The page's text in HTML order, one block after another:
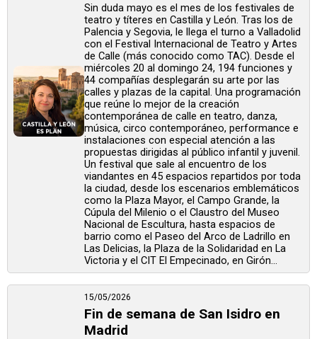
Sin duda mayo es el mes de los festivales de
teatro y títeres en Castilla y León. Tras los de
Palencia y Segovia, le llega el turno a Valladolid
con el Festival Internacional de Teatro y Artes
de Calle (más conocido como TAC). Desde el
miércoles 20 al domingo 24, 194 funciones y
44 compañías desplegarán su arte por las
calles y plazas de la capital. Una programación
que reúne lo mejor de la creación
contemporánea de calle en teatro, danza,
música, circo contemporáneo, performance e
instalaciones con especial atención a las
propuestas dirigidas al público infantil y juvenil.
Un festival que sale al encuentro de los
viandantes en 45 espacios repartidos por toda
la ciudad, desde los escenarios emblemáticos
como la Plaza Mayor, el Campo Grande, la
Cúpula del Milenio o el Claustro del Museo
Nacional de Escultura, hasta espacios de
barrio como el Paseo del Arco de Ladrillo en
Las Delicias, la Plaza de la Solidaridad en La
Victoria y el CIT El Empecinado, en Girón...
15/05/2026
Fin de semana de San Isidro en
Madrid